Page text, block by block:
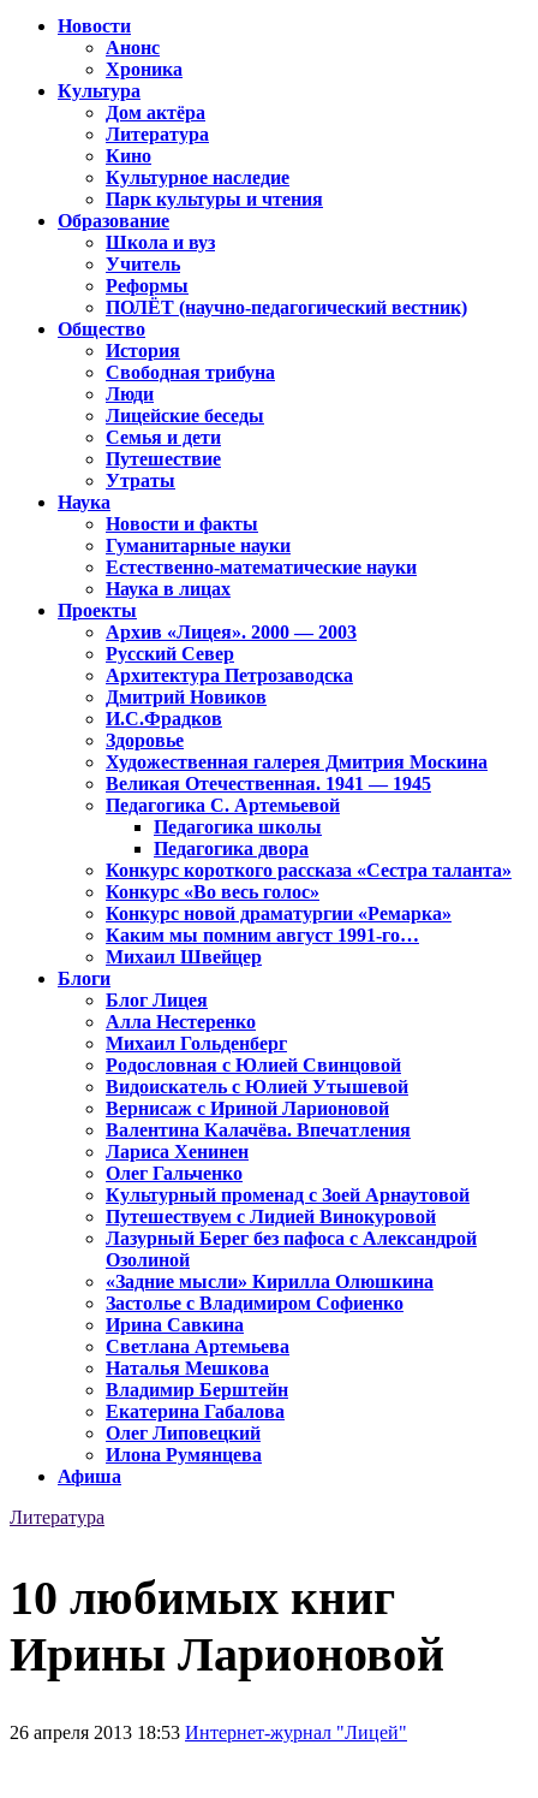
Новости
Анонс
Хроника
Культура
Дом актёра
Литература
Кино
Культурное наследие
Парк культуры и чтения
Образование
Школа и вуз
Учитель
Реформы
ПОЛЁТ (научно-педагогический вестник)
Общество
История
Свободная трибуна
Люди
Лицейские беседы
Семья и дети
Путешествие
Утраты
Наука
Новости и факты
Гуманитарные науки
Естественно-математические науки
Наука в лицах
Проекты
Архив «Лицея». 2000 — 2003
Русский Север
Архитектура Петрозаводска
Дмитрий Новиков
И.С.Фрадков
Здоровье
Художественная галерея Дмитрия Москина
Великая Отечественная. 1941 — 1945
Педагогика С. Артемьевой
Педагогика школы
Педагогика двора
Конкурс короткого рассказа «Сестра таланта»
Конкурс «Во весь голос»
Конкурс новой драматургии «Ремарка»
Каким мы помним август 1991-го…
Михаил Швейцер
Блоги
Блог Лицея
Алла Нестеренко
Михаил Гольденберг
Родословная с Юлией Свинцовой
Видоискатель с Юлией Утышевой
Вернисаж с Ириной Ларионовой
Валентина Калачёва. Впечатления
Лариса Хенинен
Олег Гальченко
Культурный променад с Зоей Арнаутовой
Путешествуем с Лидией Винокуровой
Лазурный Берег без пафоса с Александрой
Озолиной
«Задние мысли» Кирилла Олюшкина
Застолье с Владимиром Софиенко
Ирина Савкина
Светлана Артемьева
Наталья Мешкова
Владимир Берштейн
Екатерина Габалова
Олег Липовецкий
Илона Румянцева
Афиша
Литература
10 любимых книг
Ирины Ларионовой
26 апреля 2013 18:53 Интернет-журнал "Лицей"